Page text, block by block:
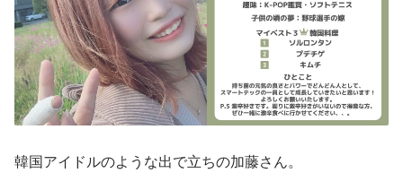
韓国アイドルのような出で立ちの加藤さん。